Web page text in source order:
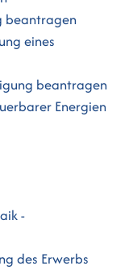
beantragen
eines
beantragen
Energien
-
des Erwerbs